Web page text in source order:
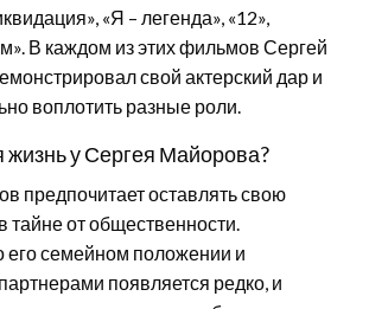
«Я – легенда», «12»,
В каждом из этих фильмов Сергей
свой актерский дар и
воплотить разные роли.
жизнь у Сергея Майорова?
предпочитает оставлять свою
тайне от общественности.
семейном положении и
появляется редко, и